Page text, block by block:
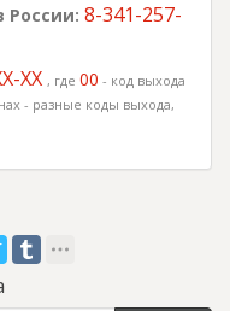
России: 8-341-257-
XX , где 00 - код выхода
- разные коды выхода,